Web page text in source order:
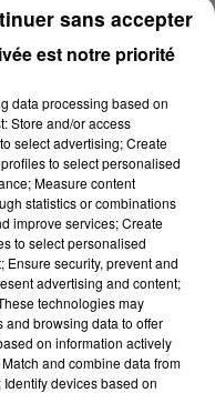
est notre priorité
data processing based on
Store and/or access
select advertising; Create
to select personalised
Measure content
statistics or combinations
improve services; Create
to select personalised
Ensure security, prevent and
advertising and content;
technologies may
and browsing data to offer
on information actively
and combine data from
devices based on
sans accepter